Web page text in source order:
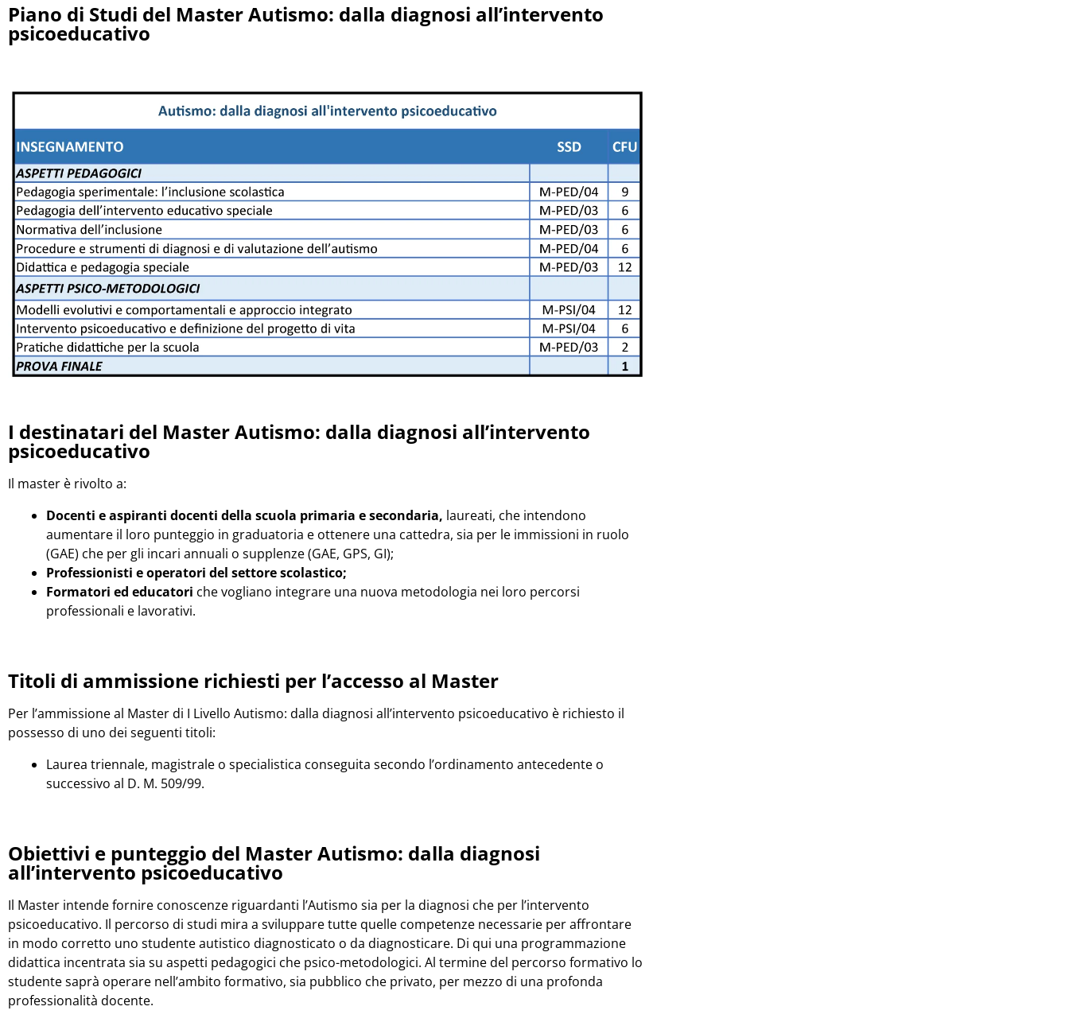
Piano di Studi del Master Autismo: dalla diagnosi all’intervento
psicoeducativo
I destinatari del Master Autismo: dalla diagnosi all’intervento
psicoeducativo
Il master è rivolto a:
Docenti e aspiranti docenti della scuola primaria e secondaria, laureati, che intendono
aumentare il loro punteggio in graduatoria e ottenere una cattedra, sia per le immissioni in ruolo
(GAE) che per gli incari annuali o supplenze (GAE, GPS, GI);
Professionisti e operatori del settore scolastico;
Formatori ed educatori che vogliano integrare una nuova metodologia nei loro percorsi
professionali e lavorativi.
Titoli di ammissione richiesti per l’accesso al Master
Per l’ammissione al Master di I Livello Autismo: dalla diagnosi all’intervento psicoeducativo è richiesto il
possesso di uno dei seguenti titoli:
Laurea triennale, magistrale o specialistica conseguita secondo l’ordinamento antecedente o
successivo al D. M. 509/99.
Obiettivi e punteggio del Master Autismo: dalla diagnosi
all’intervento psicoeducativo
Il Master intende fornire conoscenze riguardanti l’Autismo sia per la diagnosi che per l’intervento
psicoeducativo. Il percorso di studi mira a sviluppare tutte quelle competenze necessarie per affrontare
in modo corretto uno studente autistico diagnosticato o da diagnosticare. Di qui una programmazione
didattica incentrata sia su aspetti pedagogici che psico-metodologici. Al termine del percorso formativo lo
studente saprà operare nell’ambito formativo, sia pubblico che privato, per mezzo di una profonda
professionalità docente.